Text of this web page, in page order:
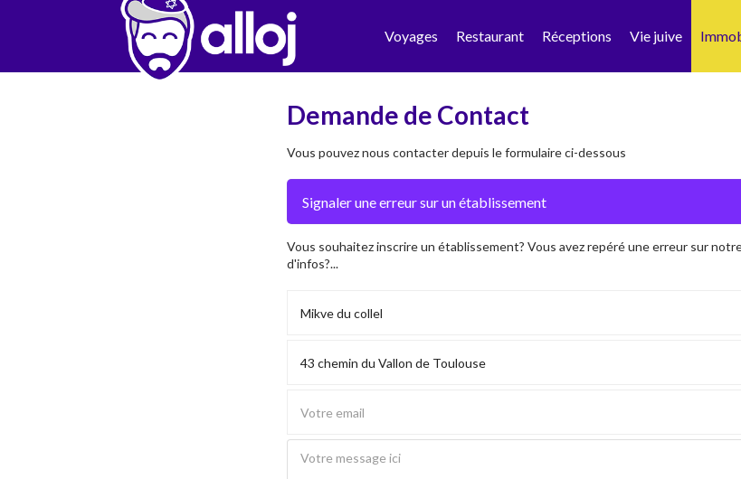
Voyages Restaurant Réceptions Vie juive
Demande de Contact
Vous pouvez nous contacter depuis le formulaire ci-dessous
Vous souhaitez inscrire un établissement? Vous avez repéré une erreur sur
d'infos?...